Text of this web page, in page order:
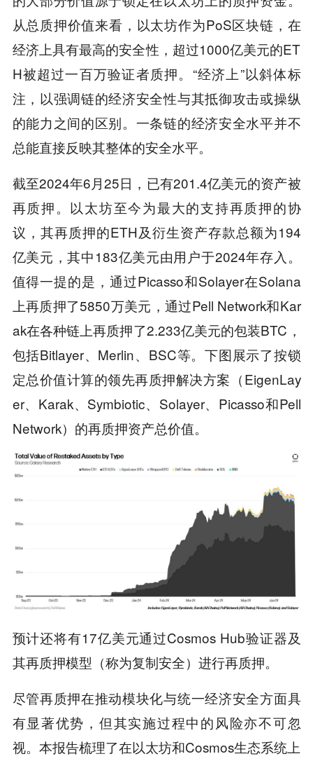
从总质押价值来看，以太坊作为PoS区块链，在
经济上具有最高的安全性，超过1000亿美元的ET
H被超过一百万验证者质押。“经济上”以斜体标
注，以强调链的经济安全性与其抵御攻击或操纵
的能力之间的区别。一条链的经济安全水平并不
总能直接反映其整体的安全水平。
截至2024年6月25日，已有201.4亿美元的资产被
再质押。以太坊至今为最大的支持再质押的协
议，其再质押的ETH及衍生资产存款总额为194
亿美元，其中183亿美元由用户于2024年存入。
值得一提的是，通过Picasso和Solayer在Solana
上再质押了5850万美元，通过Pell Network和Kar
ak在各种链上再质押了2.233亿美元的包装BTC，
包括Bitlayer、Merlin、BSC等。下图展示了按锁
定总价值计算的领先再质押解决方案（EigenLay
er、Karak、Symbiotic、Solayer、Picasso和Pell
Network）的再质押资产总价值。
预计还将有17亿美元通过Cosmos Hub验证器及
其再质押模型（称为复制安全）进行再质押。
尽管再质押在推动模块化与统一经济安全方面具
有显著优势，但其实施过程中的风险亦不可忽
视。本报告梳理了在以太坊和Cosmos生态系统上